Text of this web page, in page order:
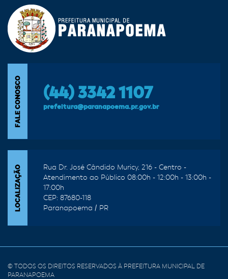
(44) 3342 1107
prefeitura@paranapoema.pr.gov.br
Rua Dr. José Cândido Muricy, 216 - Centro -
Atendimento ao Público 08:00h - 12:00h - 13:00h -
17:00h
CEP: 87680-118
Paranapoema / PR
© TODOS OS DIREITOS RESERVADOS À PREFEITURA MUNICIPAL DE
PARANAPOEMA